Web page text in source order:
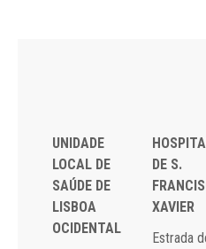
UNIDADE
LOCAL DE
SAÚDE DE
LISBOA
OCIDENTAL
DE S.
XAVIER
Estrada